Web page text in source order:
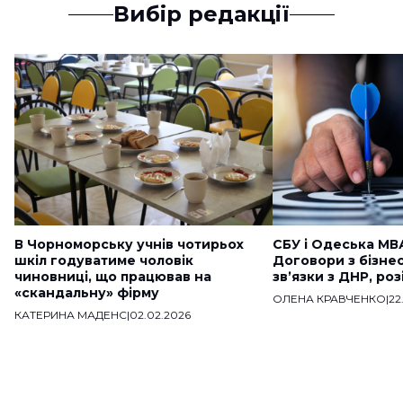
Вибір редакції
В Чорноморську учнів чотирьох
шкіл годуватиме чоловік
чиновниці, що працював на
«скандальну» фірму
КАТЕРИНА МАДЕНС|02.02.2026
СБУ і Одеська
Договори з
звʼязки з ДНР,
ОЛЕНА КРАВЧЕНКО|